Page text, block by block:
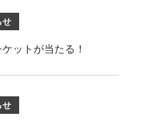
せ
ットが当たる！
せ